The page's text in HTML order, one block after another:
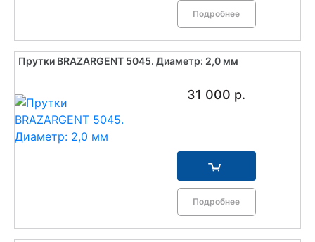
Подробнее
Прутки BRAZARGENT 5045. Диаметр: 2,0 мм
31 000 р.
Подробнее